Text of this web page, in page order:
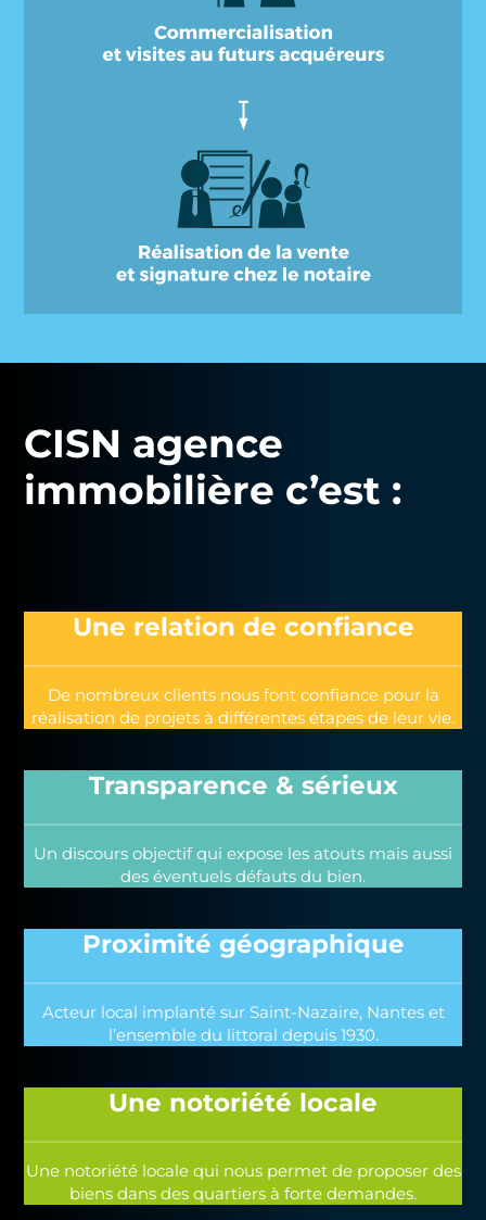
CISN agence
immobilière c’est :
Une relation de confiance
De nombreux clients nous font confiance pour la
réalisation de projets à différentes étapes de leur vie.
Transparence & sérieux
Un discours objectif qui expose les atouts mais aussi
des éventuels défauts du bien.
Proximité géographique
Acteur local implanté sur Saint-Nazaire, Nantes et
l’ensemble du littoral depuis 1930.
Une notoriété locale
Une notoriété locale qui nous permet de proposer des
biens dans des quartiers à forte demandes.